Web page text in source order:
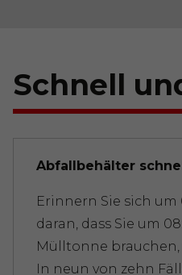
Schnell
Abfallbehälter
Erinnern Sie sich um
daran, dass Sie um
Mülltonne brauchen,
In neun von zehn